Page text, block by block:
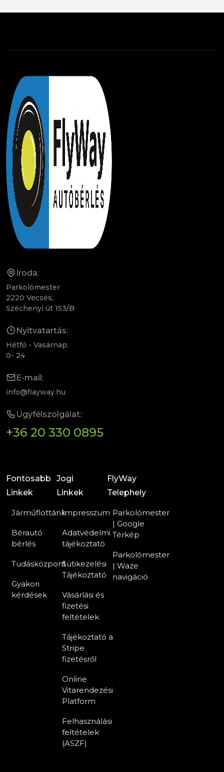
Iroda:
Parkolómester
2220 Vecsés,
Széchenyi út 153/B
Nyitvatartás:
Hétfő - Vasárnap:
0- 24
E-mail:
info@flayway.hu
Ügyfélszolgálat:
+36 20 330 0895
Fontosabb
Linkek
Járműflottánk
Bérautó
bérlés
Tudásközpont
Gyakori
kérdések
Jogi
Linkek
Impresszum
Adatvédelmi
tájékoztató
Sütikezelési
Tájékoztató
Vásárlási és
fizetési
feltételek
Tájékoztató a
Stripe
fizetésről
Online
Vitarendezési
Platform
Felhasználási
feltételek
(ASZF)
FlyWay
Telephely
Parkolómester
| Google
Térkép
Parkolómester
| Waze
navigáció